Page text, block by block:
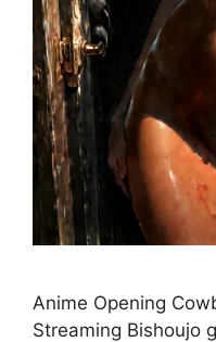
Anime Opening
Streaming Bishoujo